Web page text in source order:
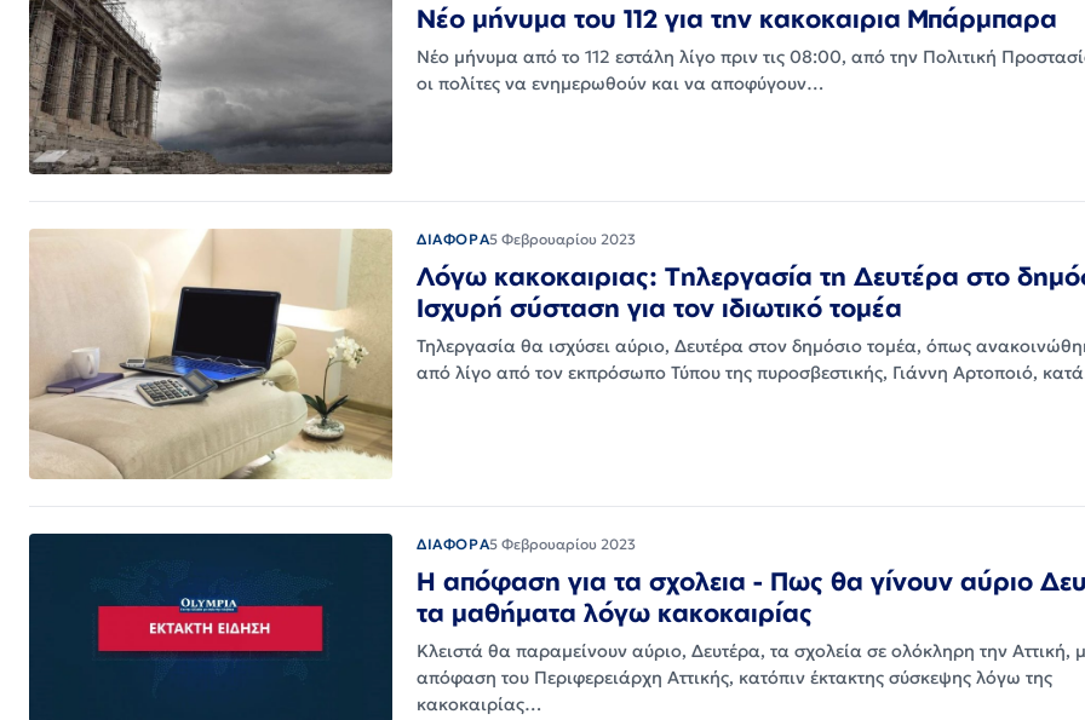
Νέο μήνυμα του 112 για την κακοκαιρια Μπάρμπαρα
Νέο μήνυμα από το 112 εστάλη λίγο πριν τις 08:00, από την Πολιτική
οι πολίτες να ενημερωθούν και να αποφύγουν…
ΔΙΑΦΟΡΑ5 Φεβρουαρίου 2023
Λόγω κακοκαιριας: Τηλεργασία τη Δευτέρα στο
Ισχυρή σύσταση για τον ιδιωτικό τομέα
Τηλεργασία θα ισχύσει αύριο, Δευτέρα στον δημόσιο τομέα, όπως
από λίγο από τον εκπρόσωπο Τύπου της πυροσβεστικής, Γιάννη Αρτοποιό,
ΔΙΑΦΟΡΑ5 Φεβρουαρίου 2023
Η απόφαση για τα σχολεια - Πως θα γίνουν αύριο
τα μαθήματα λόγω κακοκαιρίας
Κλειστά θα παραμείνουν αύριο, Δευτέρα, τα σχολεία σε ολόκληρη την Αττική,
απόφαση του Περιφερειάρχη Αττικής, κατόπιν έκτακτης σύσκεψης λόγω της
κακοκαιρίας…